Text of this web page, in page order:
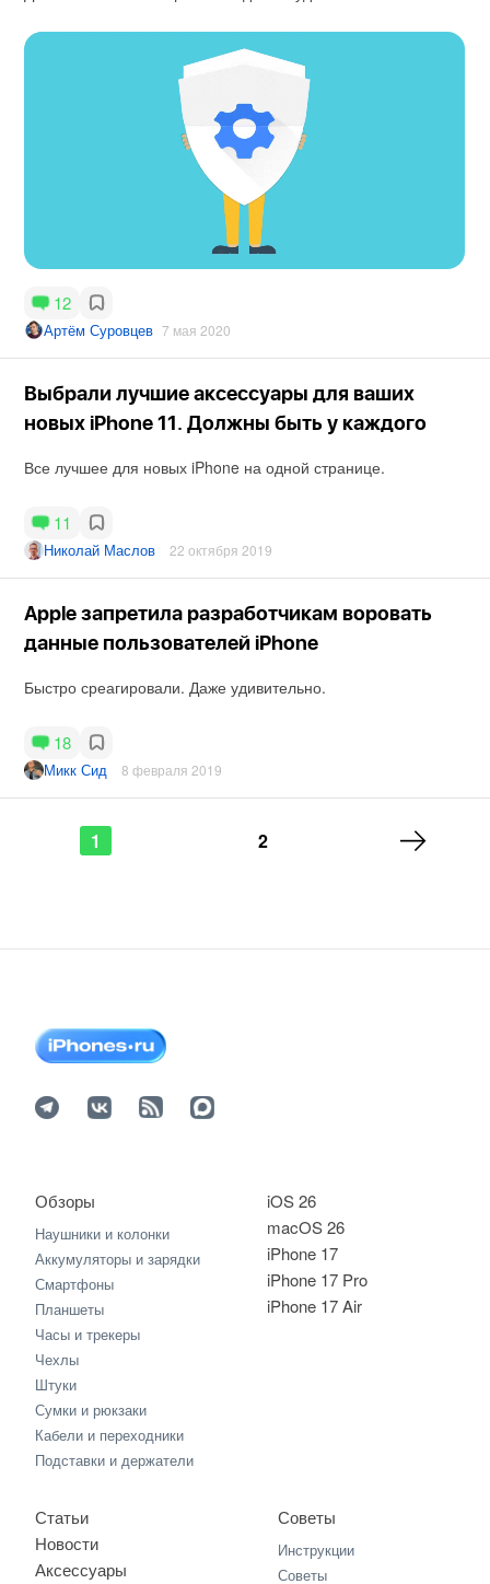
12
Артём Суровцев 7 мая 2020
Выбрали лучшие аксессуары для ваших
новых iPhone 11. Должны быть у каждого
Все лучшее для новых iPhone на одной странице.
11
Николай Маслов 22 октября 2019
Apple запретила разработчикам воровать
данные пользователей iPhone
Быстро среагировали. Даже удивительно.
18
Микк Сид 8 февраля 2019
1 2
iOS 26
macOS 26
iPhone 17
iPhone 17 Pro
iPhone 17 Air
Обзоры
Наушники и колонки
Аккумуляторы и зарядки
Смартфоны
Планшеты
Часы и трекеры
Чехлы
Штуки
Сумки и рюкзаки
Кабели и переходники
Подставки и держатели
Статьи
Новости
Аксессуары
Советы
Инструкции
Советы